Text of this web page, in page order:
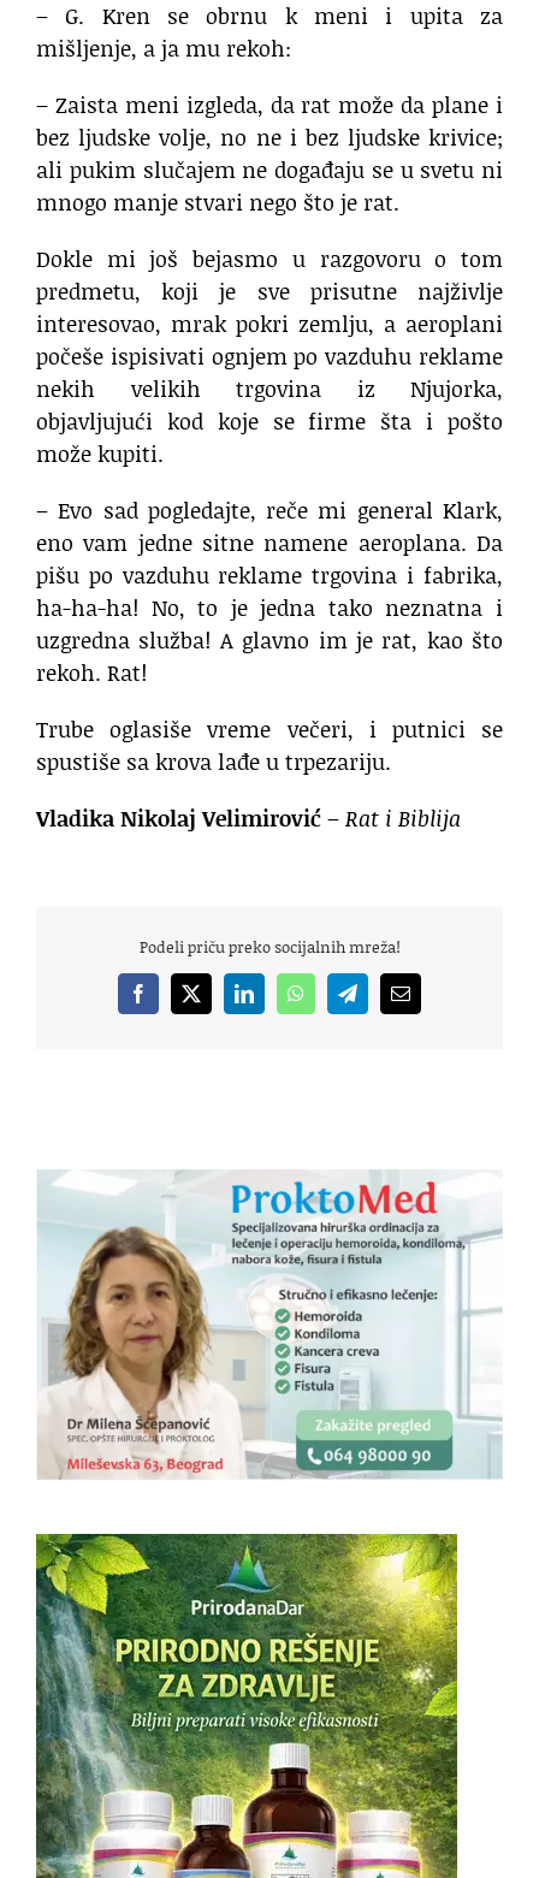
– G. Kren se obrnu k meni i upita za
mišljenje, a ja mu rekoh:
– Zaista meni izgleda, da rat može da plane i
bez ljudske volje, no ne i bez ljudske krivice;
ali pukim slučajem ne događaju se u svetu ni
mnogo manje stvari nego što je rat.
Dokle mi još bejasmo u razgovoru o tom
predmetu, koji je sve prisutne najživlje
interesovao, mrak pokri zemlju, a aeroplani
počeše ispisivati ognjem po vazduhu reklame
nekih velikih trgovina iz Njujorka,
objavljujući kod koje se firme šta i pošto
može kupiti.
– Evo sad pogledajte, reče mi general Klark,
eno vam jedne sitne namene aeroplana. Da
pišu po vazduhu reklame trgovina i fabrika,
ha-ha-ha! No, to je jedna tako neznatna i
uzgredna služba! A glavno im je rat, kao što
rekoh. Rat!
Trube oglasiše vreme večeri, i putnici se
spustiše sa krova lađe u trpezariju.
Vladika Nikolaj Velimirović–Rat i Biblija
Podeli priču preko socijalnih mreža!
Facebook
X LinkedInWhatsAppTelegramEmail